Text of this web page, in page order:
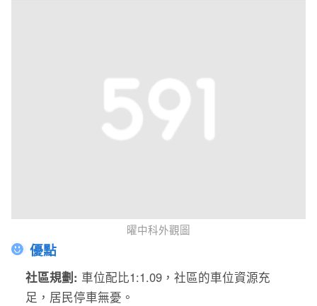
曜中科外觀圖
優點
社區規劃: 車位配比1:1.09，社區的車位資源充
足，居民停車無憂。